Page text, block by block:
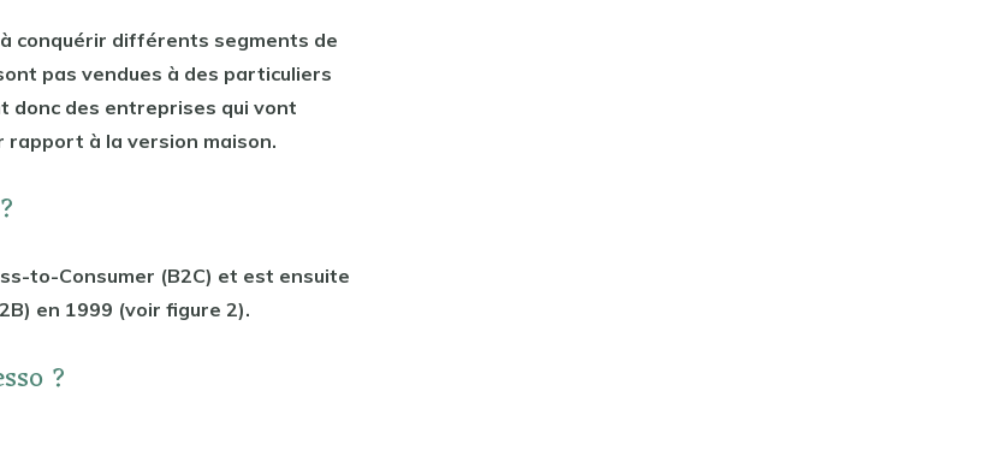
conquérir différents segments de
pas vendues à des particuliers
donc des entreprises qui vont
rapport à la version maison.
to-Consumer (B2C) et est ensuite
en 1999 (voir figure 2).
?